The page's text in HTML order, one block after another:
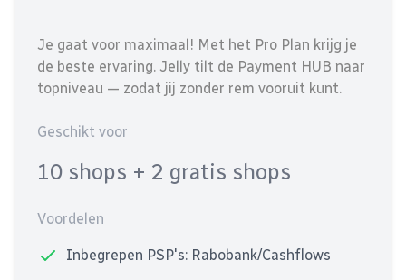
Je gaat voor maximaal! Met het Pro Plan krijg je
de beste ervaring. Jelly tilt de Payment HUB naar
topniveau — zodat jij zonder rem vooruit kunt.
Geschikt voor
10 shops + 2 gratis shops
Voordelen
Inbegrepen PSP's: Rabobank/Cashflows